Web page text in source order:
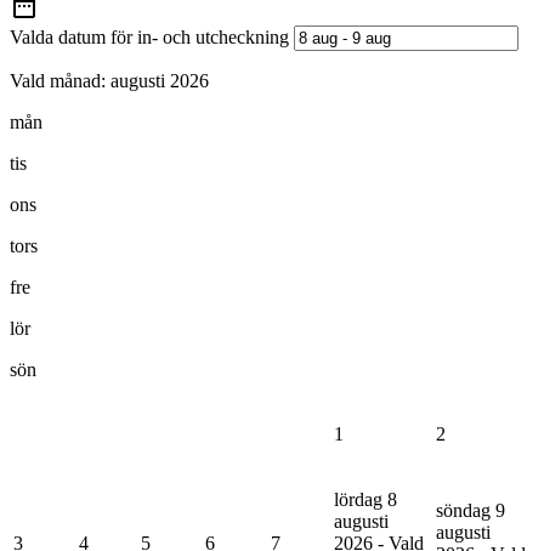
Valda datum för in- och utcheckning
Vald månad: augusti 2026
mån
tis
ons
tors
fre
lör
sön
1 2
3 4 5 6 7
lördag 8
augusti
2026 - Vald
söndag 9
augusti